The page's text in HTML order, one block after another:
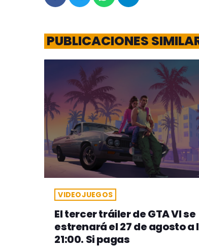
PUBLICACIONES
VIDEOJUEGOS
El tercer tráiler de GTA VI se
estrenará el 27 de agosto a
21:00. Si pagas